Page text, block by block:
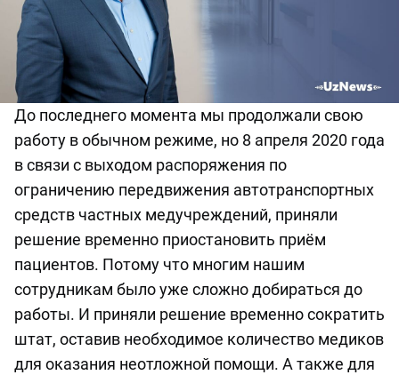
До последнего момента мы продолжали свою
работу в обычном режиме, но 8 апреля 2020 года
в связи с выходом распоряжения по
ограничению передвижения автотранспортных
средств частных медучреждений, приняли
решение временно приостановить приём
пациентов. Потому что многим нашим
сотрудникам было уже сложно добираться до
работы. И приняли решение временно сократить
штат, оставив необходимое количество медиков
для оказания неотложной помощи. А также для